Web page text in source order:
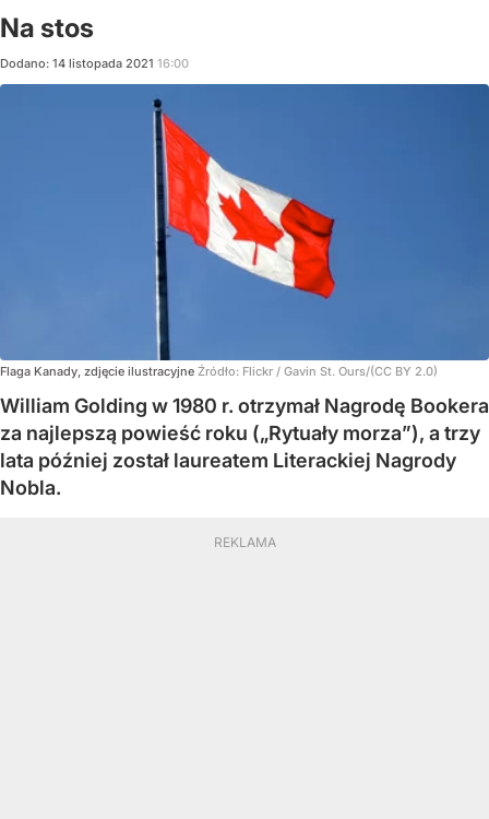
Na stos
Dodano: 14 listopada 2021 16:00
Flaga Kanady, zdjęcie ilustracyjne Źródło: Flickr / Gavin St. Ours/(CC BY 2.0)
William Golding w 1980 r. otrzymał Nagrodę Bookera
za najlepszą powieść roku („Rytuały morza”), a trzy
lata później został laureatem Literackiej Nagrody
Nobla.